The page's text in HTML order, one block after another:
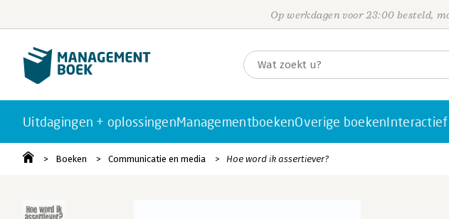
Op werkdagen voor 23:00 besteld,
Uitdagingen + oplossingenManagementboekenOverige boeken
Boeken Communicatie en media Hoe word ik assertiever?